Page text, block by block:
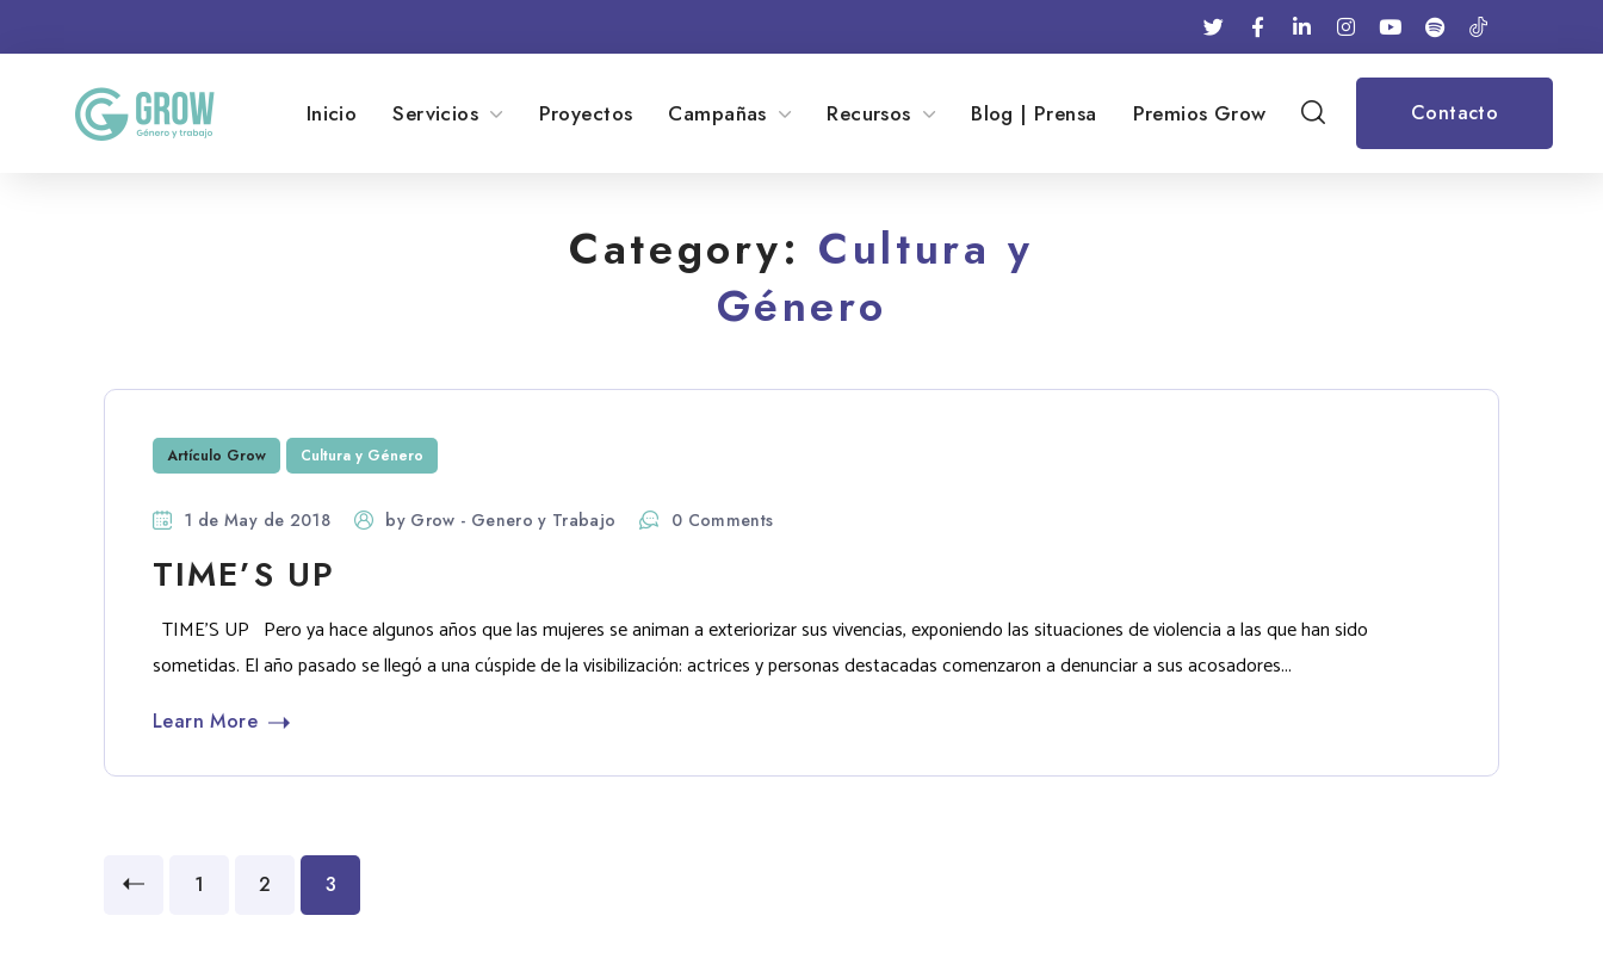
Inicio Servicios Proyectos Campañas Recursos Blog | Prensa Premios Grow Contacto
Category: Cultura y
Género
Artículo Grow Cultura y Género
1 de May de 2018 by Grow - Genero y Trabajo 0 Comments
TIME’S UP
TIME’S UP Pero ya hace algunos años que las mujeres se animan a exteriorizar sus vivencias, exponiendo las situaciones de violencia a las que han sido
sometidas. El año pasado se llegó a una cúspide de la visibilización: actrices y personas destacadas comenzaron a denunciar a sus acosadores...
Learn More
1 2 3